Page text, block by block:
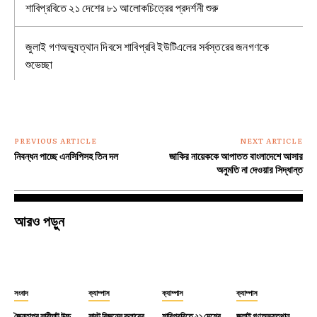
শাবিপ্রবিতে ২১ দেশের ৮১ আলোকচিত্রের প্রদর্শনী শুরু
জুলাই গণঅভ্যুত্থান দিবসে শাবিপ্রবি ইউটিএলের সর্বস্তরের জনগণকে
শুভেচ্ছা
PREVIOUS ARTICLE
নিবন্ধন পাচ্ছে এনসিপিসহ তিন দল
NEXT ARTICLE
জাকির নায়েককে আপাতত বাংলাদেশে আসার
অনুমতি না দেওয়ার সিদ্ধান্ত
আরও পড়ুন
সংবাদ ক্যাম্পাস ক্যাম্পাস ক্যাম্পাস